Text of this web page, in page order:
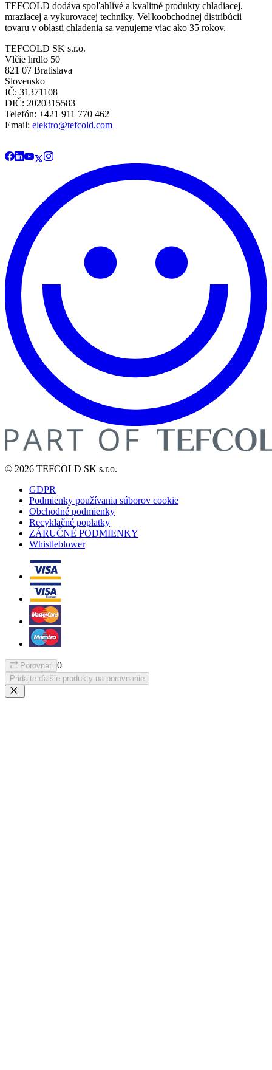
TEFCOLD dodáva spoľahlivé a kvalitné produkty chladiacej,
mraziacej a vykurovacej techniky. Veľkoobchodnej distribúcii
tovaru v oblasti chladenia sa venujeme viac ako 35 rokov.
TEFCOLD SK s.r.o.
Vlčie hrdlo 50
821 07 Bratislava
Slovensko
IČ: 31371108
DIČ: 2020315583
Telefón: +421 911 770 462
Email: elektro@tefcold.com
© 2026 TEFCOLD SK s.r.o.
GDPR
Podmienky používania súborov cookie
Obchodné podmienky
Recyklačné poplatky
ZÁRUČNÉ PODMIENKY
Whistleblower
Porovnať 0
Pridajte ďalšie produkty na porovnanie